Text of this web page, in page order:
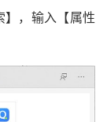
】，输入【属性